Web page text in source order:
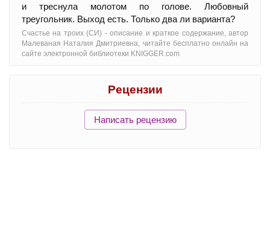
и треснула молотом по голове. Любовный
треугольник. Выход есть. Только два ли варианта?
Счастье на троих (СИ) - oписание и краткое содержание, автор
Малеваная Наталия Дмитриевна, читайте бесплатно онлайн на
сайте электронной библиотеки KNIGGER.com
Рецензии
Написать рецензию